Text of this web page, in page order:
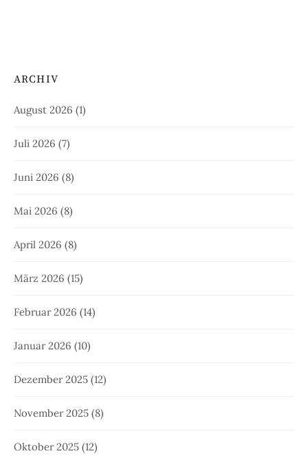
ARCHIV
August 2026 (1)
Juli 2026 (7)
Juni 2026 (8)
Mai 2026 (8)
April 2026 (8)
März 2026 (15)
Februar 2026 (14)
Januar 2026 (10)
Dezember 2025 (12)
November 2025 (8)
Oktober 2025 (12)